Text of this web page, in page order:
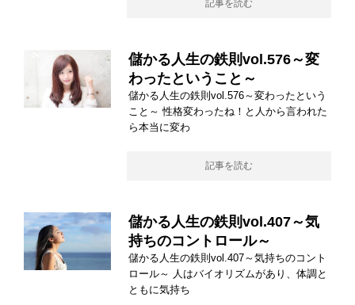
記事を読む
儲かる人生の鉄則vol.576～変
わったということ～
儲かる人生の鉄則vol.576～変わったという
こと～ 性格変わったね！と人から言われた
ら本当に変わ
記事を読む
儲かる人生の鉄則vol.407～気
持ちのコントロール～
儲かる人生の鉄則vol.407～気持ちのコント
ロール～ 人はバイオリズムがあり、体調と
ともに気持ち